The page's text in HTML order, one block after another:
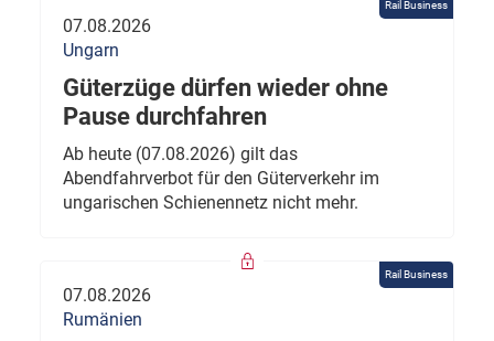
Rail Business
07.08.2026
Ungarn
Güterzüge dürfen wieder ohne
Pause durchfahren
Ab heute (07.08.2026) gilt das
Abendfahrverbot für den Güterverkehr im
ungarischen Schienennetz nicht mehr.
Rail Business
07.08.2026
Rumänien